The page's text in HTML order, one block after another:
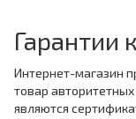
Гарантии
Интернет-магазин
товар
являются